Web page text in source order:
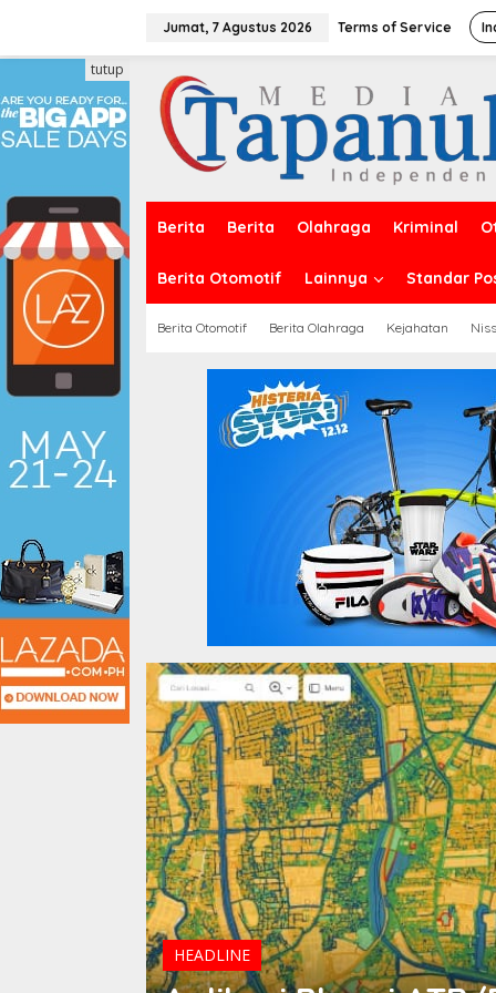
Jumat, 7 Agustus 2026 Terms of Service
Berita Berita Olahraga Kriminal
Berita Otomotif Lainnya Standar
Berita Otomotif Berita Olahraga Kejahatan
tutup
HEADLINE